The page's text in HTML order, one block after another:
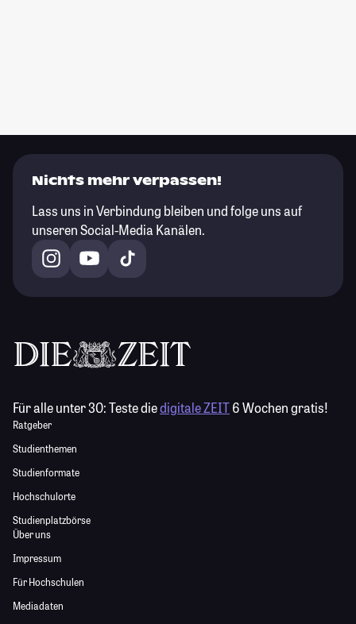
Nichts mehr verpassen!
Lass uns in Verbindung bleiben und folge uns auf
unseren Social-Media Kanälen.
Für alle unter 30:Teste diedigitale ZEIT6 Wochen gratis!
Ratgeber
Studienthemen
Studienformate
Hochschulorte
Studienplatzbörse
Über uns
Impressum
Für Hochschulen
Mediadaten